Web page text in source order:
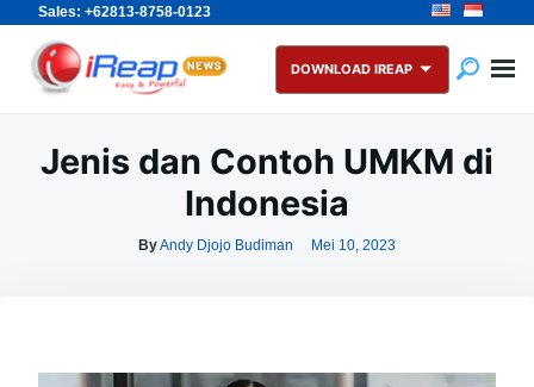
Sales: +62813-8758-0123
Skip
content
Search
for:
DOWNLOAD IREAP
Jenis dan Contoh UMKM di
Indonesia
ByAndy Djojo Budiman Mei 10, 2023